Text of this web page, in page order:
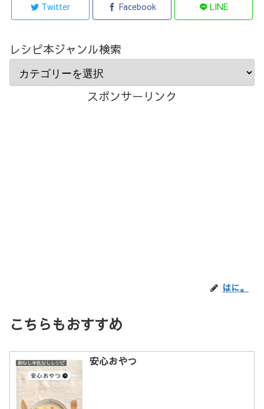
Twitter Facebook LINE
レシピ本ジャンル検索
スポンサーリンク
はに。
こちらもおすすめ
卵なし牛乳なしレシピ 安心おやつ